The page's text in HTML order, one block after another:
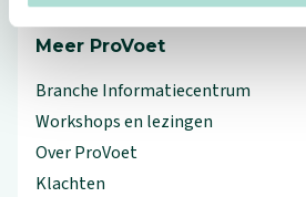
Meer ProVoet
Branche Informatiecentrum
Workshops en lezingen
Over ProVoet
Klachten